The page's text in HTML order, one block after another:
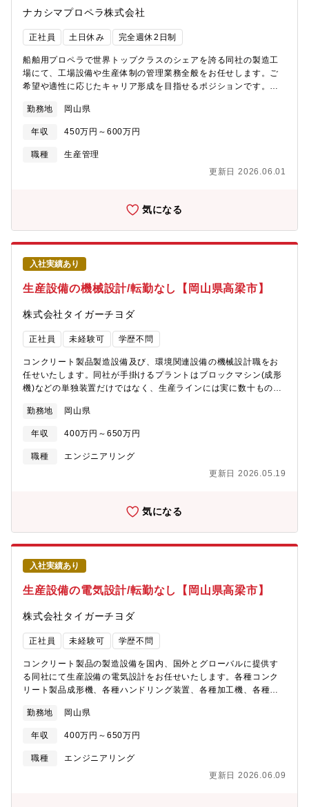
ナカシマプロペラ株式会社
正社員 土日休み 完全週休2日制
船舶用プロペラで世界トップクラスのシェアを誇る同社の製造工
場にて、工場設備や生産体制の管理業務全般をお任せします。ご
希望や適性に応じたキャリア形成を目指せるポジションです。
進捗管理■設備の点検・保守■改修■エネルギー管理■防災設備の維
持管理など※幅広い業務を担当いただきます※新設備導入時には
業者との打ち合わせや仕様検討にも関わります。※現場との連携
を大切にし、製品の品質と生産性の向上に貢献するポジションで
勤務地 岡山県
年収 450万円～600万円
職種
生産管理
更新日 2026.06.01
気になる
入社実績あり
生産設備の機械設計/転勤なし【岡山県高梁市】
株式会社タイガーチヨダ
正社員 未経験可 学歴不問
コンクリート製品製造設備及び、環境関連設備の機械設計職をお
任せいたします。同社が手掛けるプラントはブロックマシン(成形
機)などの単独装置だけではなく、生産ラインには実に数十もの各
一式、ひいては生産レイアウト設計などにも広がる業務です。
【職務詳細】これまでのご経験に合わせて段階を追って、プラン
トのレイアウト作成から機械の新規開発、既存図面の修正、顧客
先工場の現地調査などプロジェクトに一貫して関わって頂く予定
社後、基本的にはマンツーマンでの指導となります。わからない
ご入社ください。【組織構成】現在は、各種装置・ライン設計が
メインの機構設計を手掛けるチームと、成型時に必要となる型枠
（金型）設計のチームに分かれており、総勢22名前後の設計部門
です。（入社後は両チーム間でのローテーションも行っていきま
す）また、装置単品の設計経験だけではなく、強度計算などのご
経験、ライン設計、工場全体のレイアウト設計経験などをお持ち
の方も、そのご経験を存分に活かせる環境です。
勤務地 岡山県
年収 400万円～650万円
職種
エンジニアリング
更新日 2026.05.19
気になる
入社実績あり
生産設備の電気設計/転勤なし【岡山県高梁市】
株式会社タイガーチヨダ
正社員 未経験可 学歴不問
コンクリート製品の製造設備を国内、国外とグローバルに提供す
る同社にて生産設備の電気設計をお任せいたします。各種コンク
リート製品成形機、各種ハンドリング装置、各種加工機、各種搬
務は以下を想定しています。【職務詳細】■制御盤ハード設計
→ECADでの設計■ソフト設計→PLC（三菱、東芝、キーエンスな
ど）のプログラム設計、タッチパネル画面設計→サーボモーター
サーボバルブ、既製品ロボット（Kawasaki、Yasukawa製）との
と、出荷後、現地（国内外）で据付された機械の立ち上げ時の試
勤務地 岡山県
年収 400万円～650万円
職種
エンジニアリング
更新日 2026.06.09